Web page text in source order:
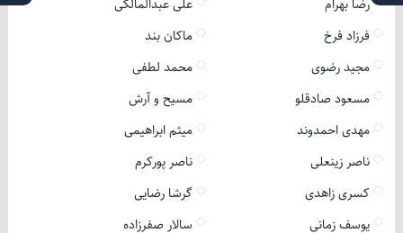
رضا بهرام
علی عبدالمالکی
فرزاد فرخ
ماکان بند
مجید رضوی
محمد لطفی
مسعود صادقلو
مسیح و آرش
مهدی احمدوند
میثم ابراهیمی
ناصر زینعلی
ناصر پورکرم
کسری زاهدی
گرشا رضایی
یوسف زمانی
سالار صفرزاده